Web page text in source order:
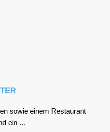
sowie einem Restau­rant
ein ...